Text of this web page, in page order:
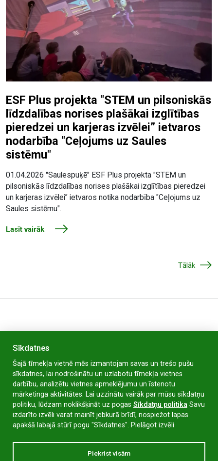
ESF Plus projekta "STEM un pilsoniskās
līdzdalības norises plašākai izglītības
pieredzei un karjeras izvēlei” ietvaros
nodarbība "Ceļojums uz Saules
sistēmu"
01.04.2026 "Saulespuķē" ESF Plus projekta "STEM un
pilsoniskās līdzdalības norises plašākai izglītības pieredzei
un karjeras izvēlei” ietvaros notika nodarbība "Ceļojums uz
Saules sistēmu".
Lasīt vairāk
Tālāk
O. Kalpaka iela 58 / Siļķu iela 16A / Strazdu iela 6,
Liepāja, LV-3405
saulespuke@liepaja.edu.lv
Sīkdatnes
Šajā tīmekļa vietnē mēs izmantojam savas un trešo pušu
sīkdatnes, lai nodrošinātu un uzlabotu tīmekļa vietnes
darbību, analizētu vietnes apmeklējumu un īstenotu
mārketinga aktivitātes. Lai uzzinātu vairāk par mūsu sīkdatņu
politiku, lūdzam noklikšķināt uz pogas Sīkdatņu politikaSavu
izdarīto izvēli varat mainīt jebkurā brīdī, nospiežot lapas
apakšā labajā stūrī pogu "Sīkdatnes". Pielāgot izvēli
Piekrist visām